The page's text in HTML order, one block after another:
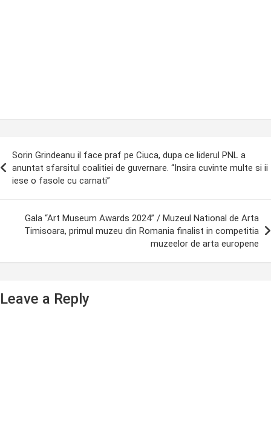
Sorin Grindeanu il face praf pe Ciuca, dupa ce liderul PNL a
anuntat sfarsitul coalitiei de guvernare. “Insira cuvinte multe si ii
iese o fasole cu carnati”
Gala “Art Museum Awards 2024” / Muzeul National de Arta
Timisoara, primul muzeu din Romania finalist in competitia
muzeelor de arta europene
Leave a Reply